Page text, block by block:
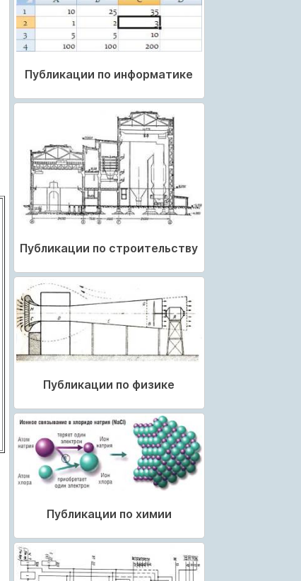
Публикации по информатике
Публикации по строительству
Публикации по физике
Публикации по химии